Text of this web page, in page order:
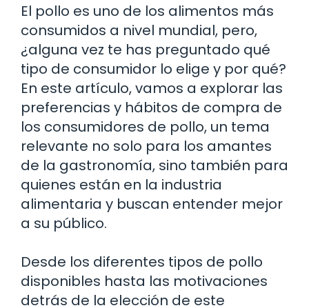
El pollo es uno de los alimentos más
consumidos a nivel mundial, pero,
¿alguna vez te has preguntado qué
tipo de consumidor lo elige y por qué?
En este artículo, vamos a explorar las
preferencias y hábitos de compra de
los consumidores de pollo, un tema
relevante no solo para los amantes
de la gastronomía, sino también para
quienes están en la industria
alimentaria y buscan entender mejor
a su público.
Desde los diferentes tipos de pollo
disponibles hasta las motivaciones
detrás de la elección de este